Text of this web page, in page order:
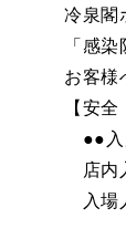
冷泉閣
「感
お客様
【安
●●入
店内
入場